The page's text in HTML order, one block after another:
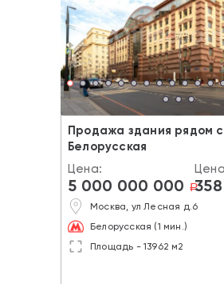
Продажа здания рядом
Белорусская
Цена:
5 000 000 000 a358
Москва, ул Лесная д.6
Белорусская (1 мин.)
Площадь - 13962 м2